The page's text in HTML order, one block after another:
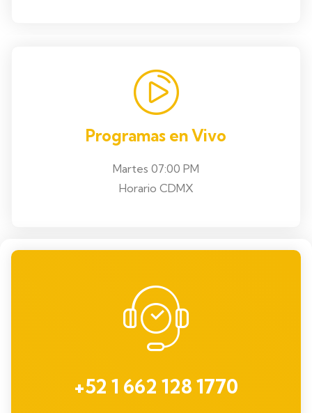
Programas en Vivo
Martes 07:00 PM
Horario CDMX
+52 1 662 128 1770